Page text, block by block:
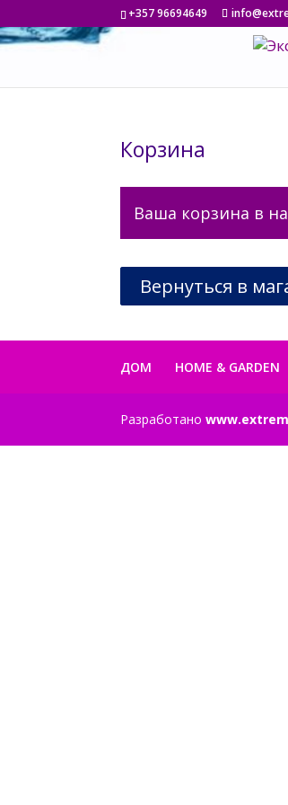
+357 96694649
Корзина
Ваша корзина в
Вернуться в
ДОМ HOME & GARDEN
Разработано